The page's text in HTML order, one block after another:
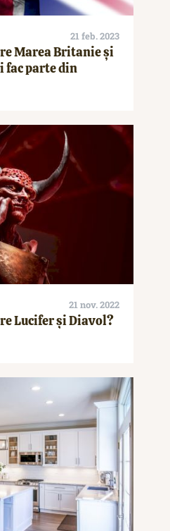
21 feb. 2023
Marea Britanie şi
fac parte din
21 nov. 2022
Lucifer și Diavol?